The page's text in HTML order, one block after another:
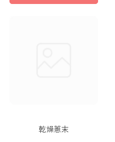
乾燥蔥末